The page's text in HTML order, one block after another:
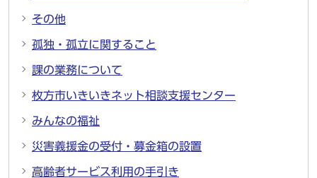
その他
孤独・孤立に関すること
課の業務について
枚方市いきいきネット相談支援センター
みんなの福祉
災害義援金の受付・募金箱の設置
高齢者サービス利用の手引き